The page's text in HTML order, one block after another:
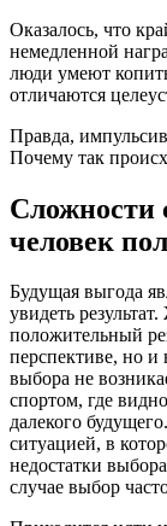
Оказалось, что
немедленной
люди умеют
отличаются
Правда,
Почему так
Сложности
человек
Будущая выгода
увидеть
положительный
перспективе, но и
выбора не
спортом, где
далекого
ситуацией, в
недостатки
случае выбор